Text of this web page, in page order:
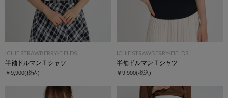
ICHIE STRAWBERRY-FIELDS
半袖ドルマンＴシャツ
￥9,900(税込)
ICHIE STRAWBERRY-FIELDS
半袖ドルマンＴシャツ
￥9,900(税込)